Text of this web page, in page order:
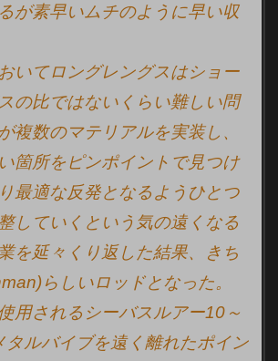
が素早いムチのように早い収
いてロングレングスはショー
の比ではないくらい難しい問
複数のマテリアルを実装し、
箇所をピンポイントで見つけ
最適な反発となるようひとつ
していくという気の遠くなる
を延々くり返した結果、きち
らしいロッドとなった。
用されるシーバスルアー10～
タルバイブを遠く離れたポイン